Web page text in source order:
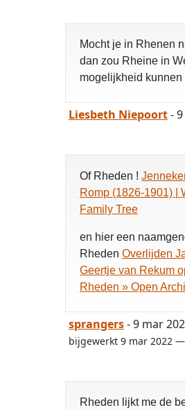
Mocht je in Rhenen
dan zou Rheine in
mogelijkheid kunnen
Liesbeth Niepoort-
Of Rheden !
Romp (1826-1901) |
Family Tree
en hier een
Rheden Overlijden
Geertje van Rekum
Rheden » Open
sprangers- 9 mar
bijgewerkt 9 mar 2022
Rheden lijkt me de